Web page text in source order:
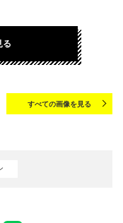
る
すべての画像を見る